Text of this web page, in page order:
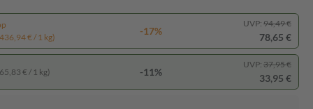
€ / 1 kg)
-17%
UVP: 94,49 €
78,65 €
€ / 1 kg) -11%
UVP: 37,95 €
33,95 €